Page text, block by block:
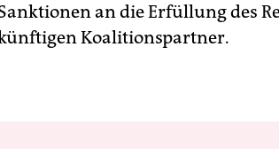
an die Erfüllung des
Koalitionspartner.